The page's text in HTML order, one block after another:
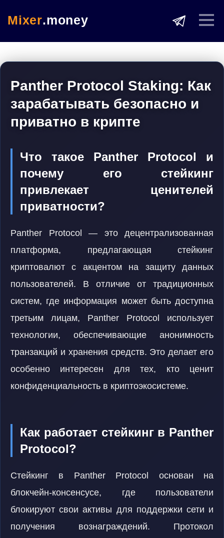
Mixer.money
Panther Protocol Staking: Как
зарабатывать безопасно и
приватно в крипте
Что такое Panther Protocol и
почему его стейкинг
привлекает ценителей
приватности?
Panther Protocol — это децентрализованная
платформа, предлагающая стейкинг
криптовалют с акцентом на защиту данных
пользователей. В отличие от традиционных
систем, где информация может быть доступна
третьим лицам, Panther Protocol использует
технологии, обеспечивающие анонимность
транзакций и хранения средств. Это делает его
особенно интересен для тех, кто ценит
конфиденциальность в криптоэкосистеме.
Как работает стейкинг в Panther
Protocol?
Стейкинг в Panther Protocol основан на
блокчейн-консенсусе, где пользователи
блокируют свои активы для поддержки сети и
получения вознаграждений. Протокол